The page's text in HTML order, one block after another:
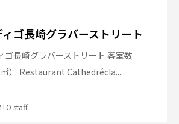
ゴ長崎グラバーストリート
ゴ長崎グラバーストリート 客室数
） Restaurant Cathedrécla...
staff